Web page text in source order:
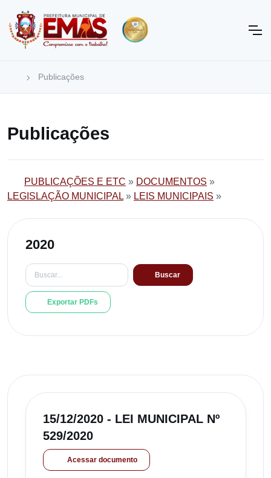
Publicações
Publicações
PUBLICAÇÕES E ETC » DOCUMENTOS »
LEGISLAÇÃO MUNICIPAL » LEIS MUNICIPAIS »
2020
Buscar
Exportar PDFs
15/12/2020 - LEI MUNICIPAL Nº
529/2020
Acessar documento